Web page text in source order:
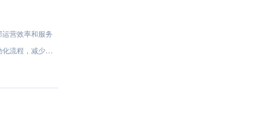
营效率和服务
流程，减少